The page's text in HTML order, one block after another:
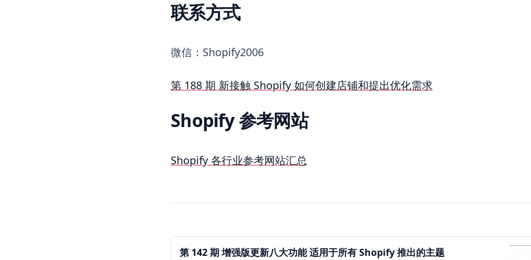
联系方式
微信：Shopify2006
第 188 期 新接触 Shopify 如何创建店铺和提出优化需求
Shopify 参考网站
Shopify 各行业参考网站汇总
第 142 期 增强版更新八大功能 适用于所有 Shopify 推出的主题